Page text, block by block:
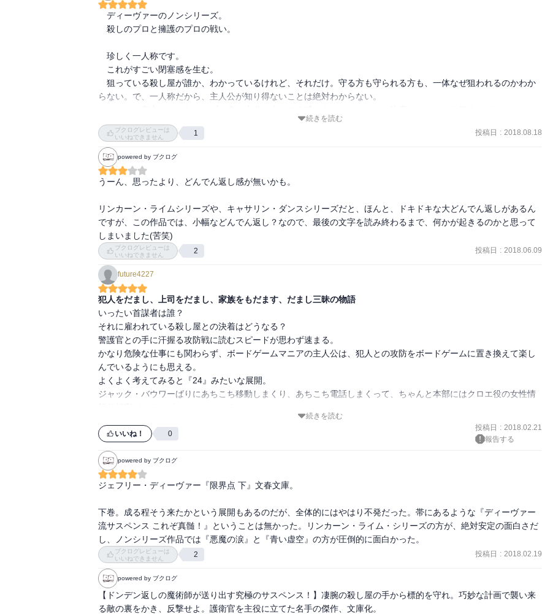
ディーヴァーのノンシリーズ。
殺しのプロと擁護のプロの戦い。
珍しく一人称です。
これがすごい閉塞感を生む。
狙っている殺し屋が誰か、わかっているけれど、それだけ。守る方も守られる方も、一体なぜ狙われるのかわか
らない。で、一人称だから、主人公が知り得ないことは絶対わからない。
高速で走っている。
その中で、主人公の人となり、そしてそのチームのつながりが、エンボスのように浮かんでくる。
また、殺し屋の姿もそれなりに明確になってくるのだけど、そっちは逆光の中の像のように感じた。
も、何書いてもネタバレになりそうなので…。
ともあれ、何一つ確実なものはない、信頼や信用も暴力の前では頼りないし、愛情ゆえに家族は揺らぐ、そんな
不安定な世界の中で、己だけを核として立ち続けることはたやすくない。
きっと、なにもかもが不安定であると感じない、イメージできない人は、それは問題ではない。
が、殺し屋にしろ主人公にしろ、それとは真逆の繊細さを持っている。というか、感覚に愚鈍では仕事にならな
いだろう。
そして、そのことそのものが最大の矛盾なのだ。
…矛盾と向き合う、対峙する、そういう物語だったのかもしれない。
続きを読む
ブクログレビューは
いいねできません
1 投稿日 : 2018.08.18
powered by ブクログ
うーん、思ったより、どんでん返し感が無いかも。
リンカーン・ライムシリーズや、キャサリン・ダンスシリーズだと、ほんと、ドキドキな大どんでん返しがあるん
ですが、この作品では、小幅などんでん返し？なので、最後の文字を読み終わるまで、何かが起きるのかと思って
しまいました(苦笑)
ブクログレビューは
いいねできません
2 投稿日 : 2018.06.09
future4227
犯人をだまし、上司をだまし、家族をもだます、だまし三昧の物語
いったい首謀者は誰？
それに雇われている殺し屋との決着はどうなる？
警護官との手に汗握る攻防戦に読むスピードが思わず速まる。
かなり危険な仕事にも関わらず、ボードゲームマニアの主人公は、犯人との攻防をボードゲームに置き換えて楽し
んでいるようにも思える。
よくよく考えてみると『24』みたいな展開。
ジャック・バウワーばりにあちこち移動しまくり、あちこち電話しまくって、ちゃんと本部にはクロエ役の女性情
仕事はクールに決めて、家族に優しい主人公が魅力的。続きを読む
いいね！ 0
投稿日 : 2018.02.21
報告する
powered by ブクログ
ジェフリー・ディーヴァー『限界点 下』文春文庫。
下巻。成る程そう来たかという展開もあるのだが、全体的にはやはり不発だった。帯にあるような『ディーヴァー
流サスペンス これぞ真髄！』ということは無かった。リンカーン・ライム・シリーズの方が、絶対安定の面白さだ
し、ノンシリーズ作品では『悪魔の涙』と『青い虚空』の方が圧倒的に面白かった。
ブクログレビューは
いいねできません
2 投稿日 : 2018.02.19
powered by ブクログ
【ドンデン返しの魔術師が送り出す究極のサスペンス！】凄腕の殺し屋の手から標的を守れ。巧妙な計画で襲い来
る敵の裏をかき、反撃せよ。護衛官を主役に立てた名手の傑作、文庫化。